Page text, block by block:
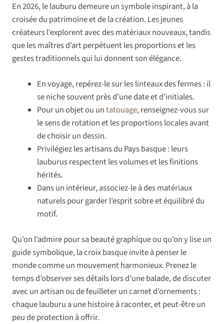
En 2026, le lauburu demeure un symbole inspirant, à la
croisée du patrimoine et de la création. Les jeunes
créateurs l’explorent avec des matériaux nouveaux, tandis
que les maîtres d’art perpétuent les proportions et les
gestes traditionnels qui lui donnent son élégance.
En voyage, repérez-le sur les linteaux des fermes : il
se niche souvent près d’une date et d’initiales.
Pour un objet ou untatouage, renseignez-vous sur
le sens de rotation et les proportions locales avant
de choisir un dessin.
Privilégiez les artisans du Pays basque : leurs
lauburus respectent les volumes et les finitions
hérités.
Dans un intérieur, associez-le à des matériaux
naturels pour garder l’esprit sobre et équilibré du
motif.
Qu’on l’admire pour sa beauté graphique ou qu’on y lise un
guide symbolique, la croix basque invite à penser le
monde comme un mouvement harmonieux. Prenez le
temps d’observer ses détails lors d’une balade, de discuter
avec un artisan ou de feuilleter un carnet d’ornements :
chaque lauburu a une histoire à raconter, et peut-être un
peu de protection à offrir.